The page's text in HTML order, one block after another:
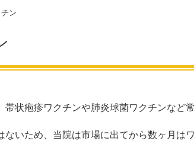
ン
状疱疹ワクチンや肺炎球菌ワクチンなど
ないため、当院は市場に出てから数ヶ月